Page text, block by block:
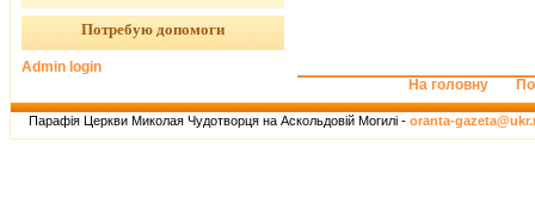
Потребую допомоги
Admin login
На головну
Парафія Церкви Миколая Чудотворця на Аскольдовій Могилі - oranta-